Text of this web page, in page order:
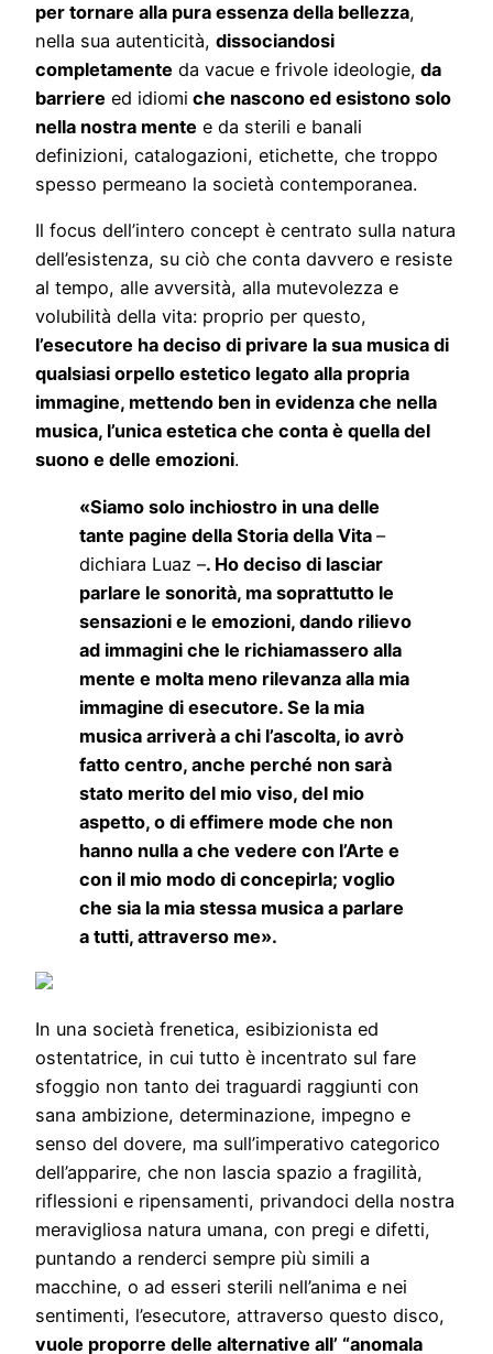
per tornare alla pura essenza della bellezza,
nella sua autenticità, dissociandosi
completamente da vacue e frivole ideologie, da
barriere ed idiomi che nascono ed esistono solo
nella nostra mente e da sterili e banali
definizioni, catalogazioni, etichette, che troppo
spesso permeano la società contemporanea.
Il focus dell’intero concept è centrato sulla natura
dell’esistenza, su ciò che conta davvero e resiste
al tempo, alle avversità, alla mutevolezza e
volubilità della vita: proprio per questo,
l’esecutore ha deciso di privare la sua musica di
qualsiasi orpello estetico legato alla propria
immagine, mettendo ben in evidenza che nella
musica, l’unica estetica che conta è quella del
suono e delle emozioni.
«Siamo solo inchiostro in una delle
tante pagine della Storia della Vita –
dichiara Luaz –. Ho deciso di lasciar
parlare le sonorità, ma soprattutto le
sensazioni e le emozioni, dando rilievo
ad immagini che le richiamassero alla
mente e molta meno rilevanza alla mia
immagine di esecutore. Se la mia
musica arriverà a chi l’ascolta, io avrò
fatto centro, anche perché non sarà
stato merito del mio viso, del mio
aspetto, o di effimere mode che non
hanno nulla a che vedere con l’Arte e
con il mio modo di concepirla; voglio
che sia la mia stessa musica a parlare
a tutti, attraverso me».
In una società frenetica, esibizionista ed
ostentatrice, in cui tutto è incentrato sul fare
sfoggio non tanto dei traguardi raggiunti con
sana ambizione, determinazione, impegno e
senso del dovere, ma sull’imperativo categorico
dell’apparire, che non lascia spazio a fragilità,
riflessioni e ripensamenti, privandoci della nostra
meravigliosa natura umana, con pregi e difetti,
puntando a renderci sempre più simili a
macchine, o ad esseri sterili nell’anima e nei
sentimenti, l’esecutore, attraverso questo disco,
vuole proporre delle alternative all’ “anomala